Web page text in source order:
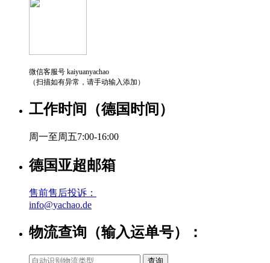
微信客服号 kaiyuanyachao
（扫描如有异常，请手动输入添加）
工作时间（德国时间）
周一至周五7:00-16:00
德国亚超邮箱
售前售后投诉：
info@yachao.de
物流查询（输入运单号）：